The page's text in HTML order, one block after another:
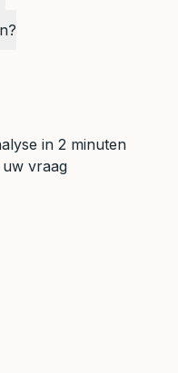
in 2 minuten
vraag